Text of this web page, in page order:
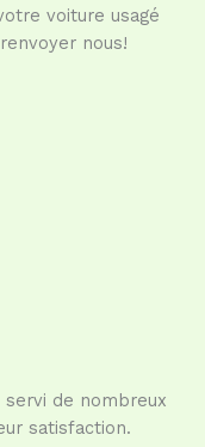
voiture usagé
nous!
servi de nombreux
satisfaction.